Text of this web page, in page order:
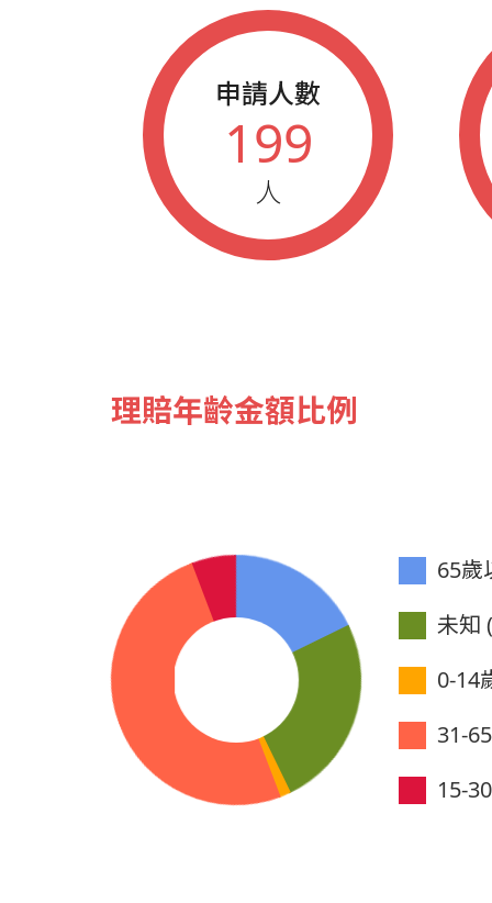
申請人數
199
人
理賠年齡金額比例
65歲
未知
0-14
31-
15-